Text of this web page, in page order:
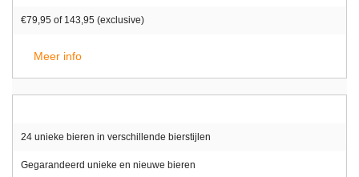
€79,95 of 143,95 (exclusive)
Meer info
24 unieke bieren in verschillende bierstijlen
Gegarandeerd unieke en nieuwe bieren